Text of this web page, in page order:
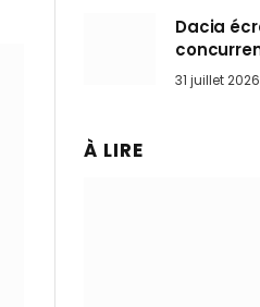
Dacia
marché
l’attendait
31 juillet 2026
À LIRE